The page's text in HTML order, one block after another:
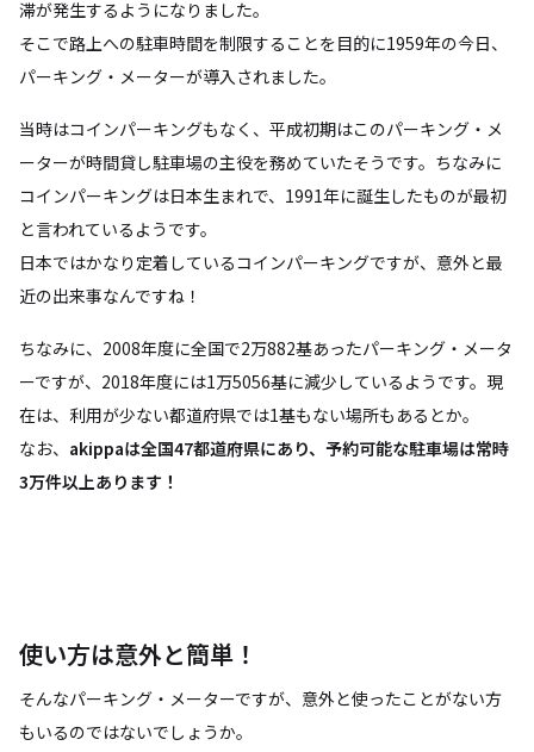
滞が発生するようになりました。
そこで路上への駐車時間を制限することを目的に1959年の今日、
パーキング・メーターが導入されました。
当時はコインパーキングもなく、平成初期はこのパーキング・メ
ーターが時間貸し駐車場の主役を務めていたそうです。ちなみに
コインパーキングは日本生まれで、1991年に誕生したものが最初
と言われているようです。
日本ではかなり定着しているコインパーキングですが、意外と最
近の出来事なんですね！
ちなみに、2008年度に全国で2万882基あったパーキング・メータ
ーですが、2018年度には1万5056基に減少しているようです。現
在は、利用が少ない都道府県では1基もない場所もあるとか。
なお、 akippaは全国47都道府県にあり、予約可能な駐車場は常時
3万件以上あります！
使い方は意外と簡単！
そんなパーキング・メーターですが、意外と使ったことがない方
もいるのではないでしょうか。